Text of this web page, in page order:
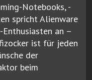
Notebooks, -
spricht Alienware
an –
ist für jeden
der
beim